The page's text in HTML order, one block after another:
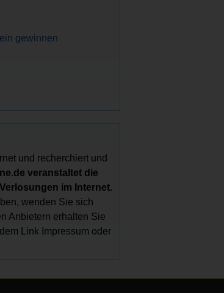
gewinnen
und recherchiert und
veranstaltet die
im Internet.
wenden Sie sich
Anbietern erhalten Sie
Link Impressum oder